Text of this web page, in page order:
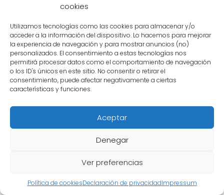
cookies
Utilizamos tecnologías como las cookies para almacenar y/o
acceder a la información del dispositivo. Lo hacemos para mejorar
la experiencia de navegación y para mostrar anuncios (no)
personalizados. El consentimiento a estas tecnologías nos
permitirá procesar datos como el comportamiento de navegación
o los ID's únicos en este sitio. No consentir o retirar el
consentimiento, puede afectar negativamente a ciertas
características y funciones.
Aceptar
Denegar
Ver preferencias
Política de cookiesDeclaración de privacidadImpressum
guerrero y proteger a su familia y amigos. Por
otro lado, Bills buscará encontrar un
oponente digno y probar su fuerza en el
combate. El resultado de esta batalla
cambiará el curso de la historia y
determinará el destino del Planeta Tierra.
Cuál es el motivo de su
enfrentamiento
La épica batalla entre y
uno de los enfrentamientos más esperados
en el universo deDragon Ball. ¿Pero cuál es el